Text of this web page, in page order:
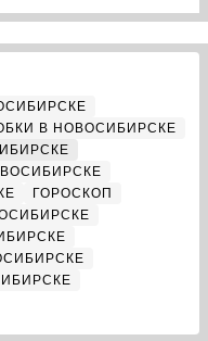
В НОВОСИБИРСКЕ
ГОРОСКОП